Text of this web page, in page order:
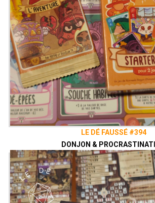
LE DÉ FAUSSÉ #394
DONJON &